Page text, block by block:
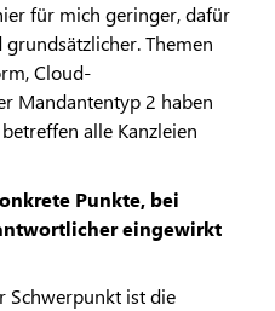
für mich geringer, dafür
Themen
Cloud-
Mandantentyp 2 haben
alle Kanzleien
Punkte, bei
eingewirkt
Schwerpunkt ist die